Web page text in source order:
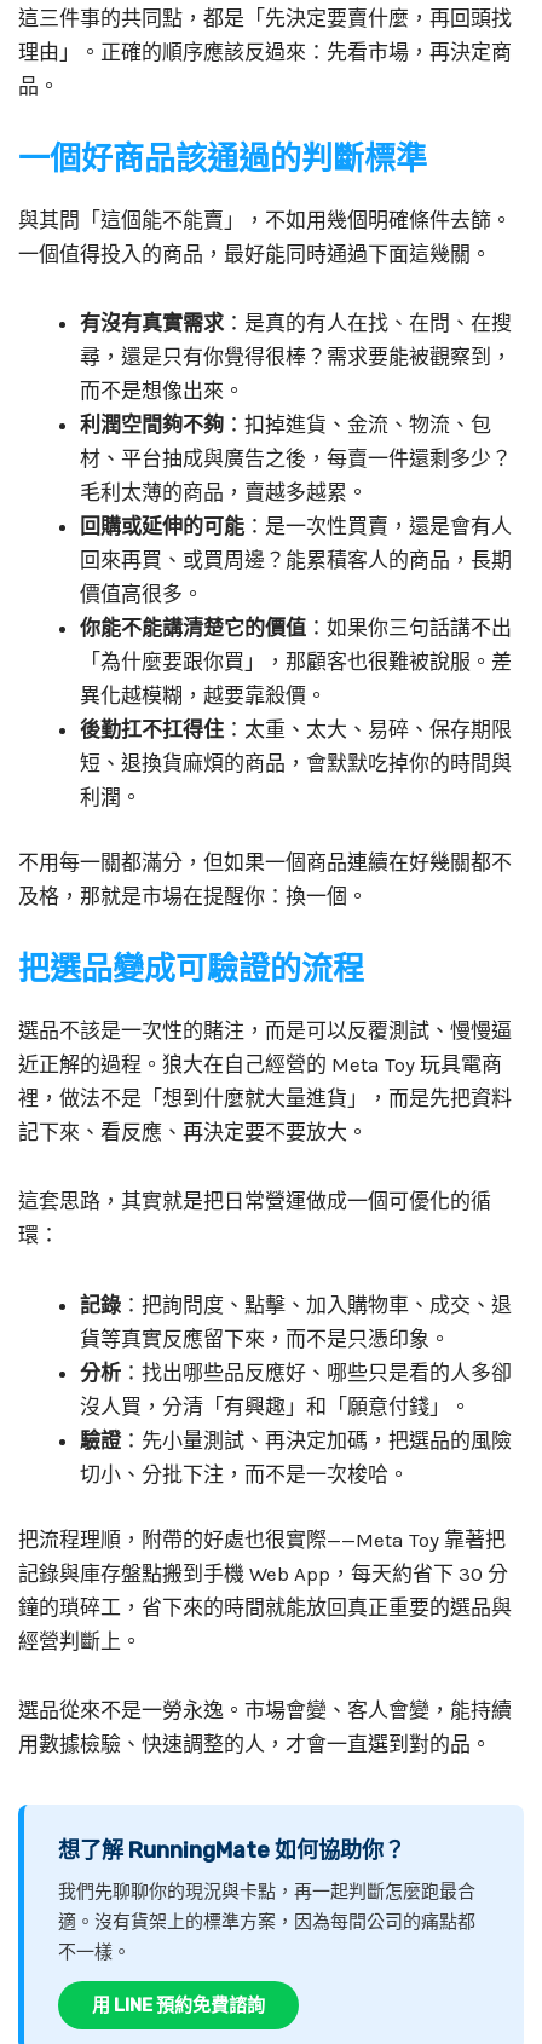
這三件事的共同點，都是「先決定要賣什麼，再回頭找
理由」。正確的順序應該反過來：先看市場，再決定商
品。
一個好商品該通過的判斷標準
與其問「這個能不能賣」，不如用幾個明確條件去篩。
一個值得投入的商品，最好能同時通過下面這幾關。
有沒有真實需求 ：是真的有人在找、在問、在搜
尋，還是只有你覺得很棒？需求要能被觀察到，
而不是想像出來。
利潤空間夠不夠 ：扣掉進貨、金流、物流、包
材、平台抽成與廣告之後，每賣一件還剩多少？
毛利太薄的商品，賣越多越累。
回購或延伸的可能 ：是一次性買賣，還是會有人
回來再買、或買周邊？能累積客人的商品，長期
價值高很多。
你能不能講清楚它的價值 ：如果你三句話講不出
「為什麼要跟你買」，那顧客也很難被說服。差
異化越模糊，越要靠殺價。
後勤扛不扛得住 ：太重、太大、易碎、保存期限
短、退換貨麻煩的商品，會默默吃掉你的時間與
利潤。
不用每一關都滿分，但如果一個商品連續在好幾關都不
及格，那就是市場在提醒你：換一個。
把選品變成可驗證的流程
選品不該是一次性的賭注，而是可以反覆測試、慢慢逼
近正解的過程。狼大在自己經營的 Meta Toy 玩具電商
裡，做法不是「想到什麼就大量進貨」，而是先把資料
記下來、看反應、再決定要不要放大。
這套思路，其實就是把日常營運做成一個可優化的循
環：
記錄 ：把詢問度、點擊、加入購物車、成交、退
貨等真實反應留下來，而不是只憑印象。
分析 ：找出哪些品反應好、哪些只是看的人多卻
沒人買，分清「有興趣」和「願意付錢」。
驗證 ：先小量測試、再決定加碼，把選品的風險
切小、分批下注，而不是一次梭哈。
把流程理順，附帶的好處也很實際——Meta Toy 靠著把
記錄與庫存盤點搬到手機 Web App，每天約省下 30 分
鐘的瑣碎工，省下來的時間就能放回真正重要的選品與
經營判斷上。
選品從來不是一勞永逸。市場會變、客人會變，能持續
用數據檢驗、快速調整的人，才會一直選到對的品。
想了解 RunningMate 如何協助你？
我們先聊聊你的現況與卡點，再一起判斷怎麼跑最合
適。沒有貨架上的標準方案，因為每間公司的痛點都
不一樣。
用 LINE 預約免費諮詢